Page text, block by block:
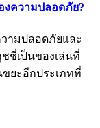
งความปลอดภัย?
ามปลอดภัยและ
ชี่เป็นของเล่นที่
ขยะอีกประเภทที่